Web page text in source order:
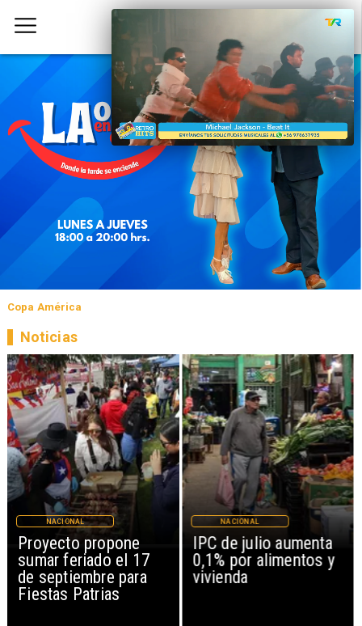
Copa América
IPC de julio aumenta
0,1% por alimentos y
vivienda
NACIONAL
Joaquín Lavín León
sale en silencio tras
revocación de medida
NACIONAL
Noticias